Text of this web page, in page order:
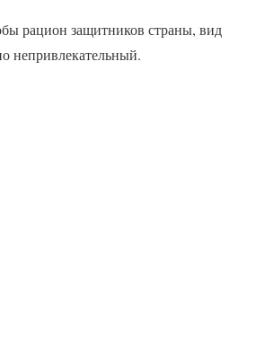
рацион защитников страны, вид
непривлекательный.